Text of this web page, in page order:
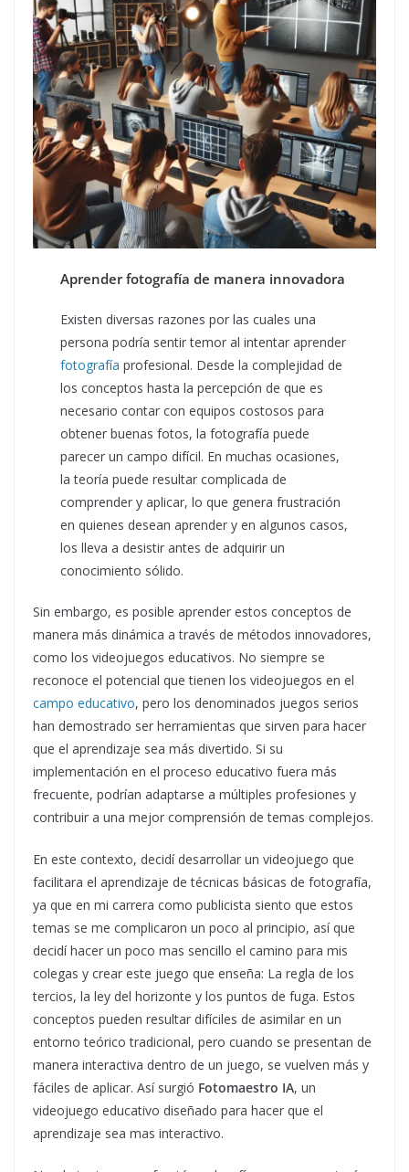
Aprender fotografía de manera innovadora
Existen diversas razones por las cuales una
persona podría sentir temor al intentar aprender
fotografíaprofesional. Desde la complejidad de
los conceptos hasta la percepción de que es
necesario contar con equipos costosos para
obtener buenas fotos, la fotografía puede
parecer un campo difícil. En muchas ocasiones,
la teoría puede resultar complicada de
comprender y aplicar, lo que genera frustración
en quienes desean aprender y en algunos casos,
los lleva a desistir antes de adquirir un
conocimiento sólido.
Sin embargo, es posible aprender estos conceptos de
manera más dinámica a través de métodos innovadores,
como los videojuegos educativos. No siempre se
reconoce el potencial que tienen los videojuegos en el
campo educativo, pero los denominados juegos serios
han demostrado ser herramientas que sirven para hacer
que el aprendizaje sea más divertido. Si su
implementación en el proceso educativo fuera más
frecuente, podrían adaptarse a múltiples profesiones y
contribuir a una mejor comprensión de temas complejos.
En este contexto, decidí desarrollar un videojuego que
facilitara el aprendizaje de técnicas básicas de fotografía,
ya que en mi carrera como publicista siento que estos
temas se me complicaron un poco al principio, así que
decidí hacer un poco mas sencillo el camino para mis
colegas y crear este juego que enseña: La regla de los
tercios, la ley del horizonte y los puntos de fuga. Estos
conceptos pueden resultar difíciles de asimilar en un
entorno teórico tradicional, pero cuando se presentan de
manera interactiva dentro de un juego, se vuelven más y
fáciles de aplicar. Así surgió Fotomaestro IA, un
videojuego educativo diseñado para hacer que el
aprendizaje sea mas interactivo.